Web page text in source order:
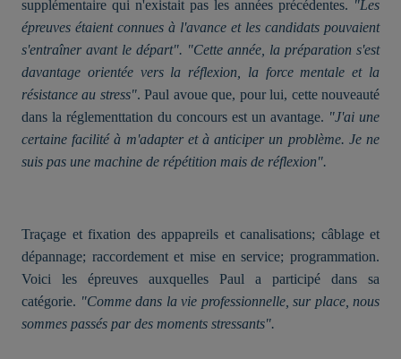
supplémentaire qui n'existait pas les années précédentes. "Les
épreuves étaient connues à l'avance et les candidats pouvaient
s'entraîner avant le départ". "Cette année, la préparation s'est
davantage orientée vers la réflexion, la force mentale et la
résistance au stress". Paul avoue que, pour lui, cette nouveauté
dans la réglementtation du concours est un avantage. "J'ai une
certaine facilité à m'adapter et à anticiper un problème. Je ne
suis pas une machine de répétition mais de réflexion".
Traçage et fixation des appapreils et canalisations; câblage et
dépannage; raccordement et mise en service; programmation.
Voici les épreuves auxquelles Paul a participé dans sa
catégorie. "Comme dans la vie professionnelle, sur place, nous
sommes passés par des moments stressants".